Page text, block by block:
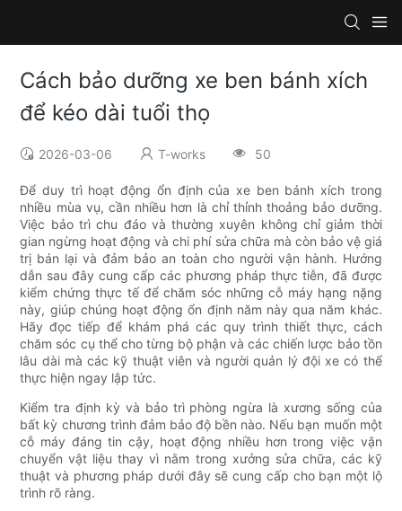
Cách bảo dưỡng xe ben bánh xích
để kéo dài tuổi thọ
2026-03-06 T-works 50
Để duy trì hoạt động ổn định của xe ben bánh xích trong
nhiều mùa vụ, cần nhiều hơn là chỉ thỉnh thoảng bảo dưỡng.
Việc bảo trì chu đáo và thường xuyên không chỉ giảm thời
gian ngừng hoạt động và chi phí sửa chữa mà còn bảo vệ giá
trị bán lại và đảm bảo an toàn cho người vận hành. Hướng
dẫn sau đây cung cấp các phương pháp thực tiễn, đã được
kiểm chứng thực tế để chăm sóc những cỗ máy hạng nặng
này, giúp chúng hoạt động ổn định năm này qua năm khác.
Hãy đọc tiếp để khám phá các quy trình thiết thực, cách
chăm sóc cụ thể cho từng bộ phận và các chiến lược bảo tồn
lâu dài mà các kỹ thuật viên và người quản lý đội xe có thể
thực hiện ngay lập tức.
Kiểm tra định kỳ và bảo trì phòng ngừa là xương sống của
bất kỳ chương trình đảm bảo độ bền nào. Nếu bạn muốn một
cỗ máy đáng tin cậy, hoạt động nhiều hơn trong việc vận
chuyển vật liệu thay vì nằm trong xưởng sửa chữa, các kỹ
thuật và phương pháp dưới đây sẽ cung cấp cho bạn một lộ
trình rõ ràng.